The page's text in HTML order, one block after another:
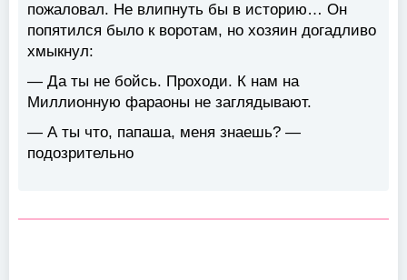
пожаловал. Не влипнуть бы в историю… Он
попятился было к воротам, но хозяин догадливо
хмыкнул:
— Да ты не бойсь. Проходи. К нам на
Миллионную фараоны не заглядывают.
— А ты что, папаша, меня знаешь? —
подозрительно